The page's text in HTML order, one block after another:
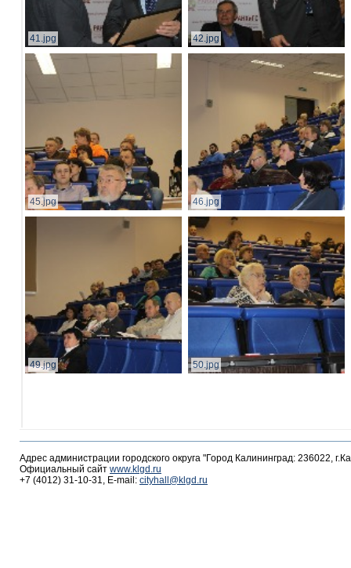
41.jpg 42.jpg
45.jpg 46.jpg
49.jpg 50.jpg
Адрес администрации городского округа "Город Калининград: 236022,
Официальный сайт www.klgd.ru
+7 (4012) 31-10-31, E-mail: cityhall@klgd.ru